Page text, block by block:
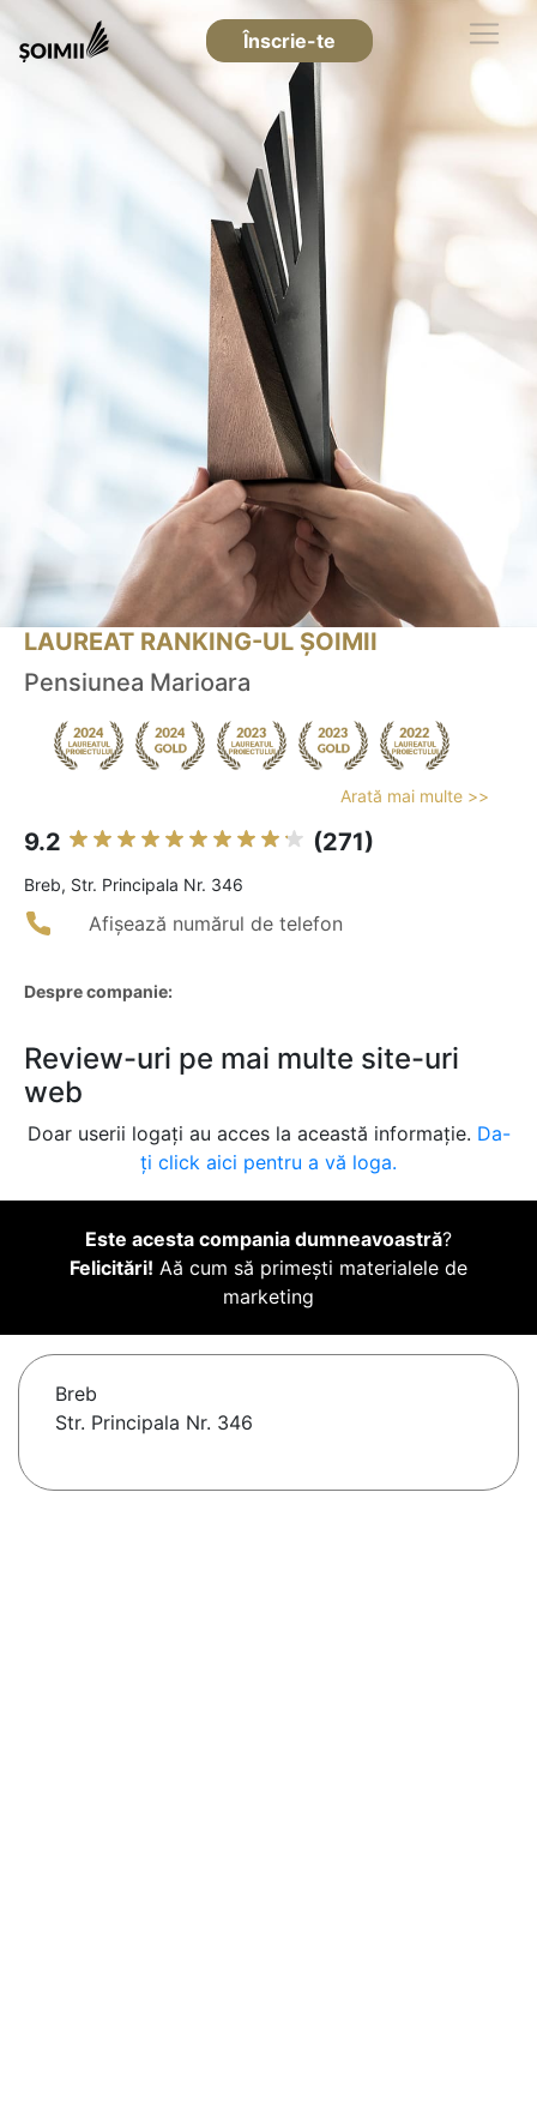
Înscrie-te
LAUREAT RANKING-UL ȘOIMII
Pensiunea Marioara
Arată mai multe >>
9.2 (271)
Breb, Str. Principala Nr. 346
Afișează numărul de telefon
Despre companie:
Review-uri pe mai multe site-uri
web
Doar userii logați au acces la această informație. Da-
ți click aici pentru a vă loga.
Este acesta compania dumneavoastră?
Felicitări! Aă cum să primești materialele de
marketing
Breb
Str. Principala Nr. 346